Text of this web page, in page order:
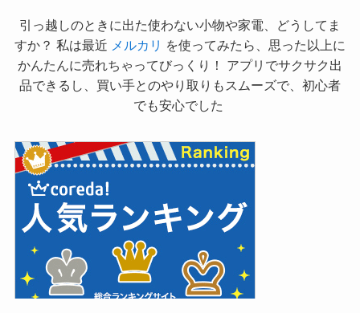
引っ越しのときに出た使わない小物や家電、どうしてま
すか？ 私は最近 メルカリ を使ってみたら、思った以上に
かんたんに売れちゃってびっくり！ アプリでサクサク出
品できるし、買い手とのやり取りもスムーズで、初心者
でも安心でした